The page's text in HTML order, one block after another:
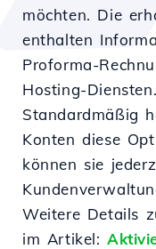
möchten. Die
enthalten
Proforma-
Hosting-Diensten.
Standardmäßig
Konten diese
können sie
Weitere Details
im Artikel: